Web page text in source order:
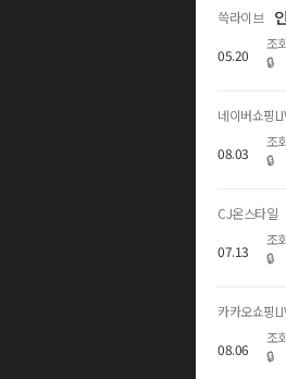
쓱라이브
05.20
조
🔒
네이버쇼핑
08.03
조
🔒
CJ온스타일
07.13
조
🔒
카카오쇼핑
08.06
조
🔒